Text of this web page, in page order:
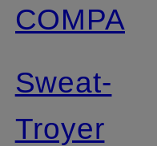
Sweat-
Troyer